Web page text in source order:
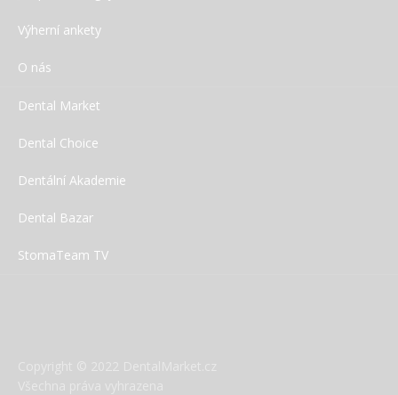
Výherní ankety
O nás
Dental Market
Dental Choice
Dentální Akademie
Dental Bazar
StomaTeam TV